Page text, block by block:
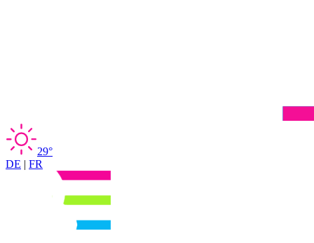
29°
DE | FR